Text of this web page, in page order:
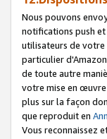
Nous pouvons
notifications push
utilisateurs de votre
particulier
de toute autre
votre mise en
plus sur la façon
que reproduit en
Vous reconnaissez